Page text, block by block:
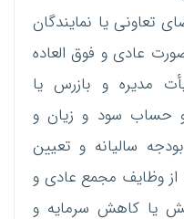
تعاونی یا نمایندگان
عادی و فوق العاده
مدیره و بازرس یا
و حساب سود و زیان و
سالیانه و تعیین
وظایف مجمع عادی و
یا کاهش سرمایه و